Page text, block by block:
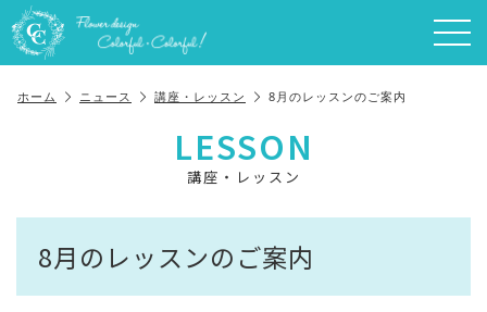
ホーム ニュース 講座・レッスン 8月のレッスンのご案内
LESSON
講座・レッスン
8月のレッスンのご案内